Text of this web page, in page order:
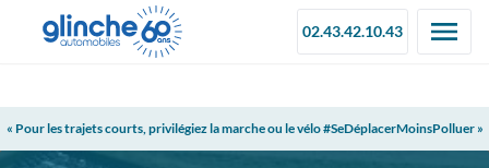
02.43.42.10.43
« Pour les trajets courts, privilégiez la marche ou le vélo #SeDéplacerMoinsPolluer »